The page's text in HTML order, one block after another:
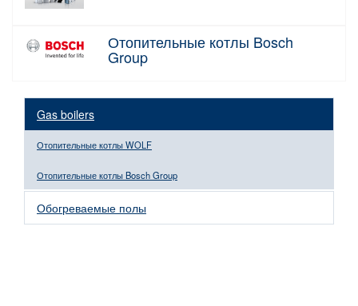
Отопительные котлы Bosch
Group
Gas boilers
Отопительные котлы WOLF
Отопительные котлы Bosch Group
Обогреваемые полы